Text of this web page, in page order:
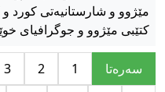
مێژوو و شارستانیەتی کورد
کتێبی مێژوو و جوگرافیای
سه‌ره‌تا 1
2
3